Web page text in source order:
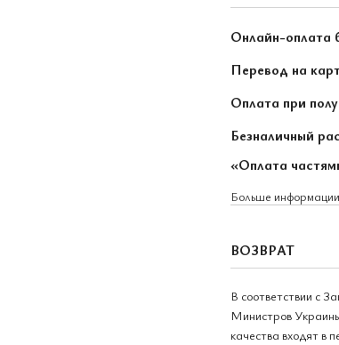
Онлайн-оплата
Перевод на
Оплата при
Безналичный
«Оплата
Больше
ВОЗВРАТ
В соответствии с
Министров
качества входят в